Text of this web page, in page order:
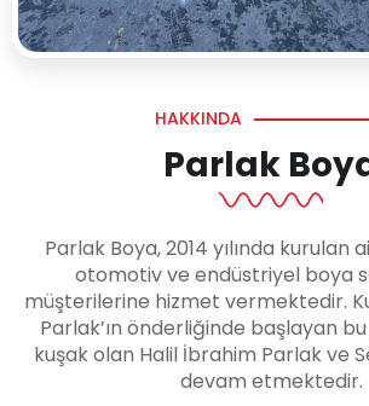
HAKKINDA
Parlak
Parlak Boya, 2014 yılında kurulan
otomotiv ve endüstriyel boya
müşterilerine hizmet vermektedir.
Parlak’ın önderliğinde başlayan
kuşak olan Halil İbrahim Parlak ve
devam etmektedir.